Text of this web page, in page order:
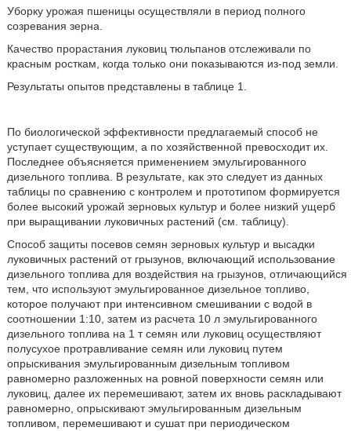
Уборку урожая пшеницы осуществляли в период полного
созревания зерна.
Качество прорастания луковиц тюльпанов отслеживали по
красным росткам, когда только они показываются из-под земли.
Результаты опытов представлены в таблице 1.
По биологической эффективности предлагаемый способ не
уступает существующим, а по хозяйственной превосходит их.
Последнее объясняется применением эмульгированного
дизельного топлива. В результате, как это следует из данных
таблицы по сравнению с контролем и прототипом формируется
более высокий урожай зерновых культур и более низкий ущерб
при выращивании луковичных растений (см. таблицу).
Способ защиты посевов семян зерновых культур и высадки
луковичных растений от грызунов, включающий использование
дизельного топлива для воздействия на грызунов, отличающийся
тем, что используют эмульгированное дизельное топливо,
которое получают при интенсивном смешивании с водой в
соотношении 1:10, затем из расчета 10 л эмульгированного
дизельного топлива на 1 т семян или луковиц осуществляют
полусухое протравливание семян или луковиц путем
опрыскивания эмульгированным дизельным топливом
равномерно разложенных на ровной поверхности семян или
луковиц, далее их перемешивают, затем их вновь раскладывают
равномерно, опрыскивают эмульгированным дизельным
топливом, перемешивают и сушат при периодическом